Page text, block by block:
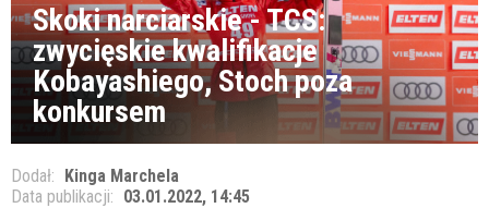
Skoki narciarskie - TCS:
zwycięskie kwalifikacje
Kobayashiego, Stoch poza
konkursem
Dodał: Kinga Marchela
Data publikacji: 03.01.2022, 14:45